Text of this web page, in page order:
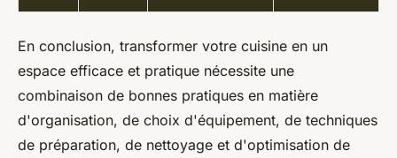
En conclusion, transformer votre cuisine en un
espace efficace et pratique nécessite une
combinaison de bonnes pratiques en matière
d'organisation, de choix d'équipement, de techniques
de préparation, de nettoyage et d'optimisation de